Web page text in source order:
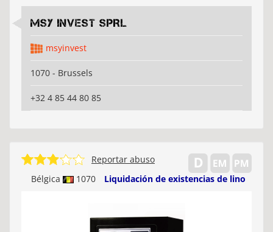
MSY INVEST SPRL
msyinvest
1070 - Brussels
+32 4 85 44 80 85
Bélgica 1070 Liquidación de existencias de lino
Reportar abuso